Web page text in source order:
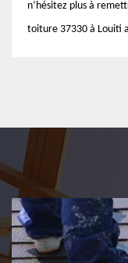
n’hésitez plus à
toiture 37330 à Louiti